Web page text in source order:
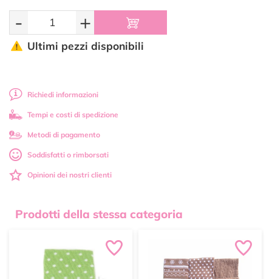
- +
Ultimi pezzi disponibili
Richiedi informazioni
Tempi e costi di spedizione
Metodi di pagamento
Soddisfatti o rimborsati
Opinioni dei nostri clienti
Prodotti della stessa categoria